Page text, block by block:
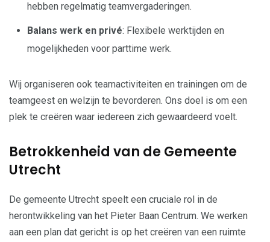
hebben regelmatig teamvergaderingen.
Balans werk en privé: Flexibele werktijden en
mogelijkheden voor parttime werk.
Wij organiseren ook teamactiviteiten en trainingen om de
teamgeest en welzijn te bevorderen. Ons doel is om een
plek te creëren waar iedereen zich gewaardeerd voelt.
Betrokkenheid van de Gemeente
Utrecht
De gemeente Utrecht speelt een cruciale rol in de
herontwikkeling van het Pieter Baan Centrum. We werken
aan een plan dat gericht is op het creëren van een ruimte